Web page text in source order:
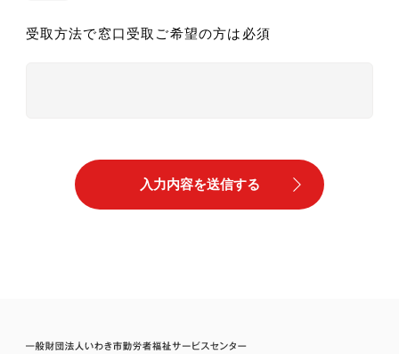
受取方法で窓口受取ご希望の方は必須